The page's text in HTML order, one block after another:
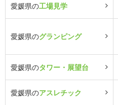
愛媛県の工場見学
愛媛県のグランピング
愛媛県のタワー・展望台
愛媛県のアスレチック